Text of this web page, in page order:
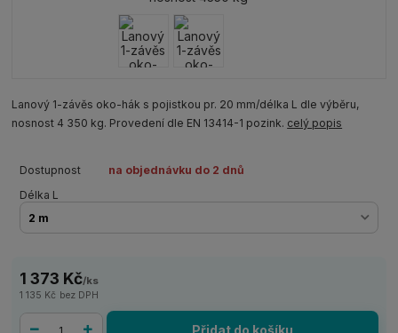
Lanový 1-závěs oko-hák s pojistkou pr. 20 mm/délka L dle výběru,
nosnost 4 350 kg. Provedení dle EN 13414-1 pozink. celý popis
Dostupnost
na objednávku do 2 dnů
Délka L
1 373 Kč/ks
1 135 Kč bez DPH